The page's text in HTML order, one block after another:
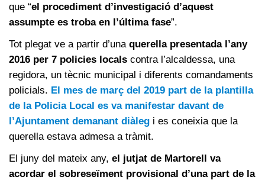
que “el procediment d’investigació d’aquest
assumpte es troba en l’última fase”.
Tot plegat ve a partir d’una querella presentada l’any
2016 per 7 policies locals contra l’alcaldessa, una
regidora, un tècnic municipal i diferents comandaments
policials. El mes de març del 2019 part de la plantilla
de la Policia Local es va manifestar davant de
l’Ajuntament demanant diàleg i es coneixia que la
querella estava admesa a tràmit.
El juny del mateix any, el jutjat de Martorell va
acordar el sobreseïment provisional d’una part de la